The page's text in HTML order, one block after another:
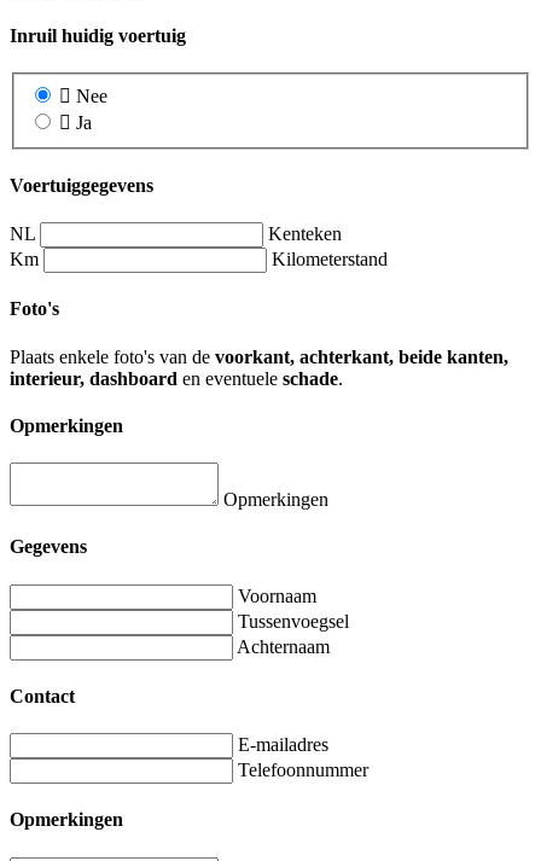
Inruil huidig voertuig
Nee
Ja
Voertuiggegevens
NL
Kenteken
Km
Kilometerstand
Foto's
Plaats enkele foto's van de voorkant, achterkant, beide kanten,
interieur, dashboard en eventuele schade.
Opmerkingen
Opmerkingen
Gegevens
Voornaam
Tussenvoegsel
Achternaam
Contact
E-mailadres
Telefoonnummer
Opmerkingen